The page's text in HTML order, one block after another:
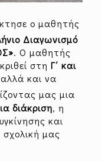
ο μαθητής
Διαγωνισμό
. Ο μαθητής
στη Γ΄ και
και να
μας μια
διάκριση, η
και
μας